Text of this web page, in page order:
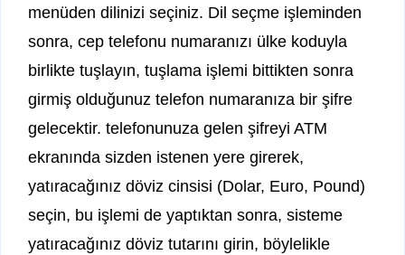
menüden dilinizi seçiniz. Dil seçme işleminden
sonra, cep telefonu numaranızı ülke koduyla
birlikte tuşlayın, tuşlama işlemi bittikten sonra
girmiş olduğunuz telefon numaranıza bir şifre
gelecektir. telefonunuza gelen şifreyi ATM
ekranında sizden istenen yere girerek,
yatıracağınız döviz cinsisi (Dolar, Euro, Pound)
seçin, bu işlemi de yaptıktan sonra, sisteme
yatıracağınız döviz tutarını girin, böylelikle